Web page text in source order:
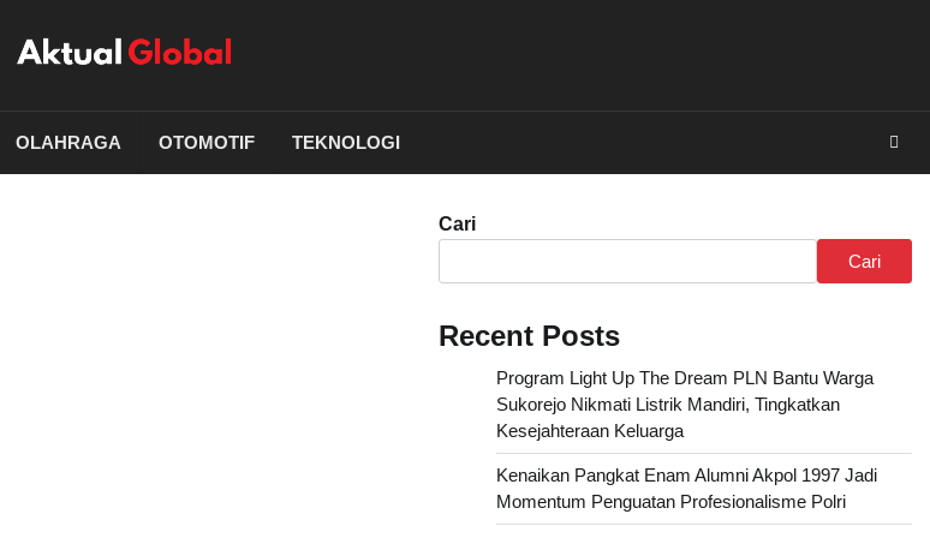
OLAHRAGA OTOMOTIF TEKNOLOGI
Cari
Cari
Recent Posts
Program Light Up The Dream PLN Bantu Warga
Sukorejo Nikmati Listrik Mandiri, Tingkatkan
Kesejahteraan Keluarga
Kenaikan Pangkat Enam Alumni Akpol 1997 Jadi
Momentum Penguatan Profesionalisme Polri